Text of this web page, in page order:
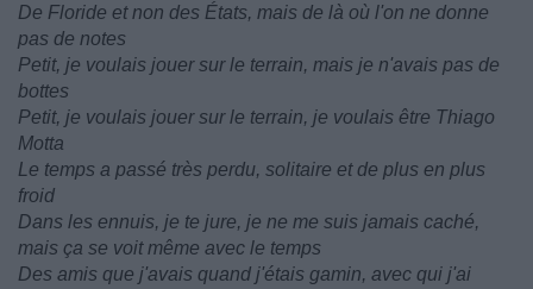
De Floride et non des États, mais de là où l'on ne donne
pas de notes
Petit, je voulais jouer sur le terrain, mais je n'avais pas de
bottes
Petit, je voulais jouer sur le terrain, je voulais être Thiago
Motta
Le temps a passé très perdu, solitaire et de plus en plus
froid
Dans les ennuis, je te jure, je ne me suis jamais caché,
mais ça se voit même avec le temps
Des amis que j'avais quand j'étais gamin, avec qui j'ai